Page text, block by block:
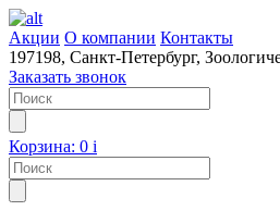
Акции О компании Контакты
197198, Санкт-Петербург,
Заказать звонок
Корзина: 0 i